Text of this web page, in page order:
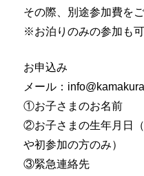
その際、別途参加費を
※お泊りのみの参加も可
お申込み
メール：
①お子さまのお名前
②お子さまの生年月日
や初参加の方のみ）
③緊急連絡先